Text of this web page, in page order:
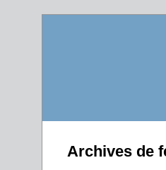
Archives de